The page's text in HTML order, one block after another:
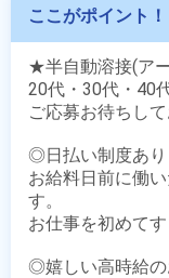
ここがポイント！
★半自動溶接(ア
20代・30代・40
ご応募お待ちして
◎日払い制度あり
お給料日前に働
す。
お仕事を初めて
◎嬉しい高時給の